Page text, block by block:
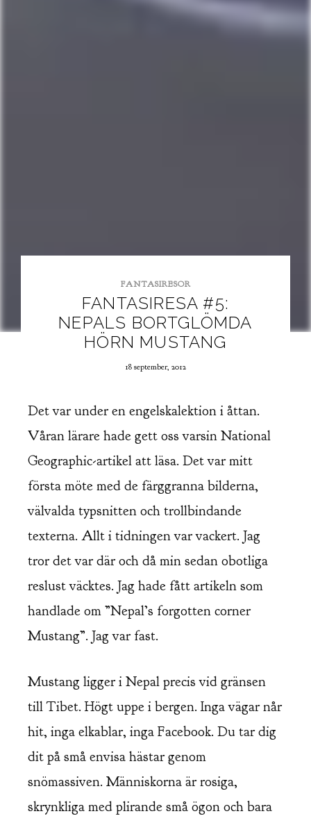
FANTASIRESA #5:
NEPALS BORTGLÖMDA
HÖRN MUSTANG
FANTASIRESOR
18 september, 2012
Det var under en engelskalektion i åttan.
Våran lärare hade gett oss varsin National
Geographic-artikel att läsa. Det var mitt
första möte med de färggranna bilderna,
välvalda typsnitten och trollbindande
texterna. Allt i tidningen var vackert. Jag
tror det var där och då min sedan obotliga
reslust väcktes. Jag hade fått artikeln som
handlade om ”Nepal’s forgotten corner
Mustang”. Jag var fast.
Mustang ligger i Nepal precis vid gränsen
till Tibet. Högt uppe i bergen. Inga vägar når
hit, inga elkablar, inga Facebook. Du tar dig
dit på små envisa hästar genom
snömassiven. Människorna är rosiga,
skrynkliga med plirande små ögon och bara